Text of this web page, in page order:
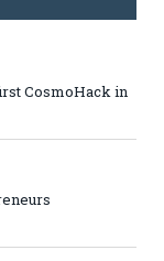
CosmoHack in